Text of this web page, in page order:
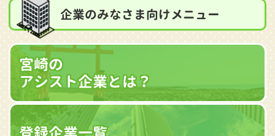
企業のみなさま向けメニュー
宮崎の
アシスト企業とは？